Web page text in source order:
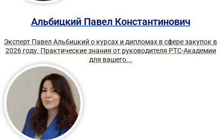
Альбицкий Павел Константинович
Эксперт Павел Альбицкий о курсах и дипломах в сфере закупок в
2026 году. Практические знания от руководителя РТС-Академии
для вашего...